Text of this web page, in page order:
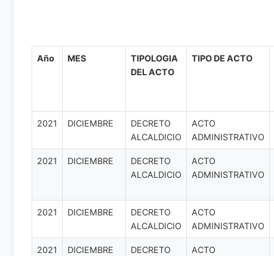
Año MES
TIPOLOGIA
DEL ACTO
TIPO DE ACTO
2021 DICIEMBRE
DECRETO
ALCALDICIO
ACTO
ADMINISTRATIVO
2021 DICIEMBRE
DECRETO
ALCALDICIO
ACTO
ADMINISTRATIVO
2021 DICIEMBRE
DECRETO
ALCALDICIO
ACTO
ADMINISTRATIVO
2021 DICIEMBRE
DECRETO
ACTO